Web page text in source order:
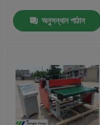
পণ্য
আমাদের সম্পর্কে
অনুসন্ধান পাঠান